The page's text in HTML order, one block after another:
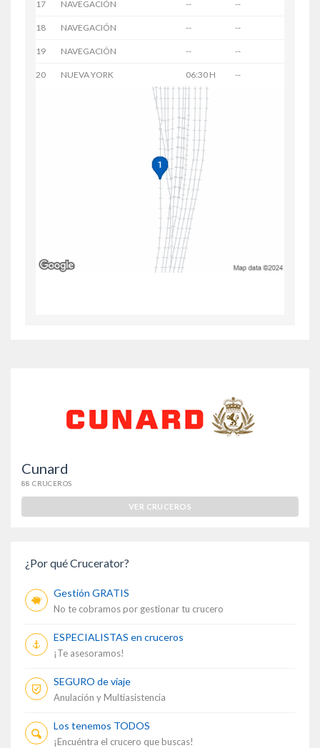
17 NAVEGACIÓN -- --
18 NAVEGACIÓN -- --
19 NAVEGACIÓN -- --
20 NUEVA YORK 06:30 H --
Cunard
88 CRUCEROS
VER CRUCEROS
¿Por qué Crucerator?
Gestión GRATIS
No te cobramos por gestionar tu crucero
ESPECIALISTAS en cruceros
¡Te asesoramos!
SEGURO de viaje
Anulación y Multiasistencia
Los tenemos TODOS
¡Encuéntra el crucero que buscas!